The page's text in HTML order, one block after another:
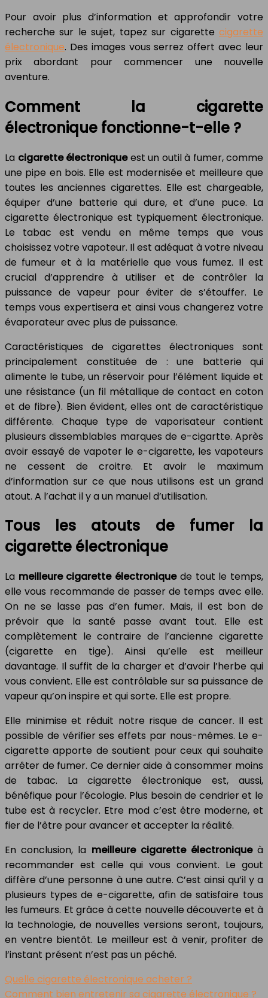
Pour avoir plus d’information et approfondir votre
recherche sur le sujet, tapez sur cigarette cigarette
électronique. Des images vous serrez offert avec leur
prix abordant pour commencer une nouvelle
aventure.
Comment la cigarette
électronique fonctionne-t-elle ?
La cigarette électroniqueest un outil à fumer, comme
une pipe en bois. Elle est modernisée et meilleure que
toutes les anciennes cigarettes. Elle est chargeable,
équiper d’une batterie qui dure, et d’une puce. La
cigarette électronique est typiquement électronique.
Le tabac est vendu en même temps que vous
choisissez votre vapoteur. Il est adéquat à votre niveau
de fumeur et à la matérielle que vous fumez. Il est
crucial d’apprendre à utiliser et de contrôler la
puissance de vapeur pour éviter de s’étouffer. Le
temps vous expertisera et ainsi vous changerez votre
évaporateur avec plus de puissance.
Caractéristiques de cigarettes électroniques sont
principalement constituée de : une batterie qui
alimente le tube, un réservoir pour l’élément liquide et
une résistance (un fil métallique de contact en coton
et de fibre). Bien évident, elles ont de caractéristique
différente. Chaque type de vaporisateur contient
plusieurs dissemblables marques de e-cigartte. Après
avoir essayé de vapoter le e-cigarette, les vapoteurs
ne cessent de croitre. Et avoir le maximum
d’information sur ce que nous utilisons est un grand
atout. A l’achat il y a un manuel d’utilisation.
Tous les atouts de fumer la
cigarette électronique
La meilleure cigarette électroniquede tout le temps,
elle vous recommande de passer de temps avec elle.
On ne se lasse pas d’en fumer. Mais, il est bon de
prévoir que la santé passe avant tout. Elle est
complètement le contraire de l’ancienne cigarette
(cigarette en tige). Ainsi qu’elle est meilleur
davantage. Il suffit de la charger et d’avoir l’herbe qui
vous convient. Elle est contrôlable sur sa puissance de
vapeur qu’on inspire et qui sorte. Elle est propre.
Elle minimise et réduit notre risque de cancer. Il est
possible de vérifier ses effets par nous-mêmes. Le e-
cigarette apporte de soutient pour ceux qui souhaite
arrêter de fumer. Ce dernier aide à consommer moins
de tabac. La cigarette électronique est, aussi,
bénéfique pour l’écologie. Plus besoin de cendrier et le
tube est à recycler. Etre mod c’est être moderne, et
fier de l’être pour avancer et accepter la réalité.
En conclusion, la meilleure cigarette électroniqueà
recommander est celle qui vous convient. Le gout
diffère d’une personne à une autre. C’est ainsi qu’il y a
plusieurs types de e-cigarette, afin de satisfaire tous
les fumeurs. Et grâce à cette nouvelle découverte et à
la technologie, de nouvelles versions seront, toujours,
en ventre bientôt. Le meilleur est à venir, profiter de
l’instant présent n’est pas un péché.
Quelle cigarette électronique acheter ?
Comment bien entretenir sa cigarette électronique ?